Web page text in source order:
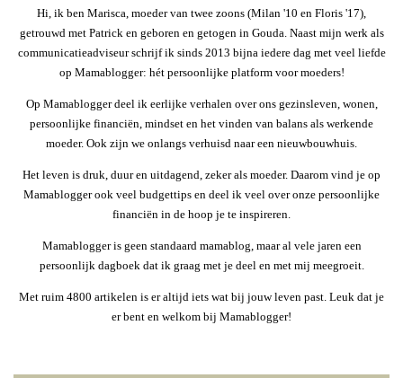
Hi, ik ben Marisca, moeder van twee zoons (Milan '10 en Floris '17),
getrouwd met Patrick en geboren en getogen in Gouda. Naast mijn werk als
communicatieadviseur schrijf ik sinds 2013 bijna iedere dag met veel liefde
op Mamablogger: hét persoonlijke platform voor moeders!
Op Mamablogger deel ik eerlijke verhalen over ons gezinsleven, wonen,
persoonlijke financiën, mindset en het vinden van balans als werkende
moeder. Ook zijn we onlangs verhuisd naar een nieuwbouwhuis.
Het leven is druk, duur en uitdagend, zeker als moeder. Daarom vind je op
Mamablogger ook veel budgettips en deel ik veel over onze persoonlijke
financiën in de hoop je te inspireren.
Mamablogger is geen standaard mamablog, maar al vele jaren een
persoonlijk dagboek dat ik graag met je deel en met mij meegroeit.
Met ruim 4800 artikelen is er altijd iets wat bij jouw leven past. Leuk dat je
er bent en welkom bij Mamablogger!